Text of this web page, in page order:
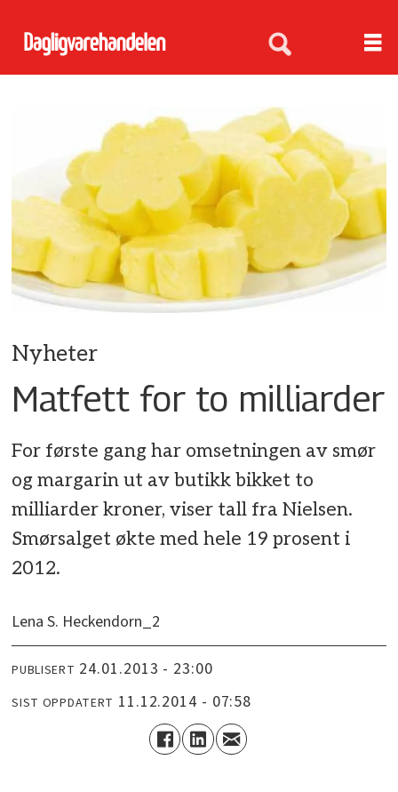
Nyheter
Matfett for to milliarder
For første gang har omsetningen av smør
og margarin ut av butikk bikket to
milliarder kroner, viser tall fra Nielsen.
Smørsalget økte med hele 19 prosent i
2012.
Lena S. Heckendorn_2
PUBLISERT 24.01.2013 - 23:00
SIST OPPDATERT 11.12.2014 - 07:58